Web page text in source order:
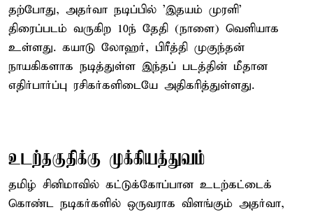
தற்போது, அதர்வா நடிப்பில் 'இதயம் முரளி'
திரைப்படம் வருகிற 10ந் தேதி (நாளை) வெளியாக
உள்ளது. கயாடு லோஹர், பிரீத்தி முகுந்தன்
நாயகிகளாக நடித்துள்ள இந்தப் படத்தின் மீதான
எதிர்பார்ப்பு ரசிகர்களிடையே அதிகரித்துள்ளது.
உடற்தகுதிக்கு முக்கியத்துவம்
தமிழ் சினிமாவில் கட்டுக்கோப்பான உடற்கட்டைக்
கொண்ட நடிகர்களில் ஒருவராக விளங்கும் அதர்வா,